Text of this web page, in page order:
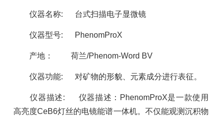
仪器名称: 台式扫描电子显微镜
仪器型号: PhenomProX
产地： 荷兰/Phenom-Word BV
仪器功能: 对矿物的形貌、元素成分进行表征。
仪器描述: 仪器描述： PhenomProX是一款使用
高亮度CeB6灯丝的电镜能谱一体机。不仅能观测沉积物